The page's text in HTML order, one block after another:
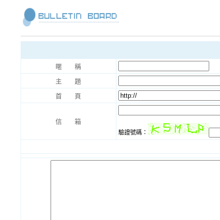
暱 稱
主 題
首 頁
信 箱
驗證號碼：